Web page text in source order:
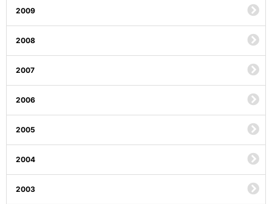
2009
2008
2007
2006
2005
2004
2003